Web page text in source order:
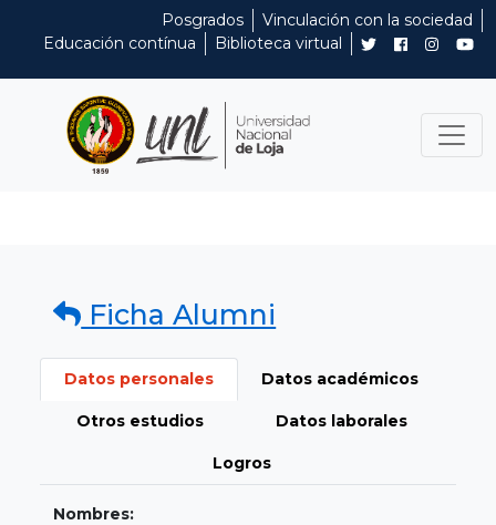
Posgrados
Vinculación con la sociedad
Educación contínua
Biblioteca virtual
Ficha Alumni
Datos personales Datos académicos
Otros estudios Datos laborales
Logros
Nombres: